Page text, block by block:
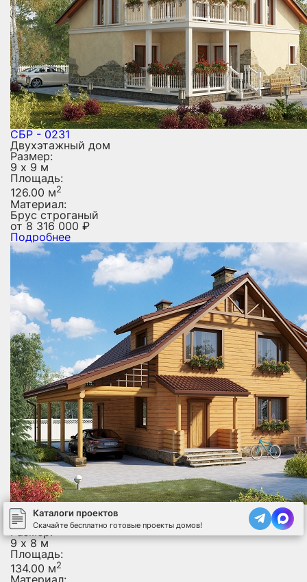
СБР - 0231
Двухэтажный дом
Размер:
9 х 9 м
Площадь:
126.00 м2
Материал:
Брус строганый
от8 316 000 ₽
Подробнее
СБР - 0232
Двухэтажный дом
Размер:
9 х 8 м
Площадь:
134.00 м2
Материал:
Каталоги проектов
Скачайте бесплатно готовые проекты домов!